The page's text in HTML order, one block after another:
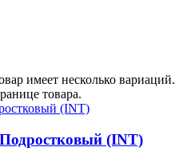
имеет несколько вариаций.
товара.
(INT)